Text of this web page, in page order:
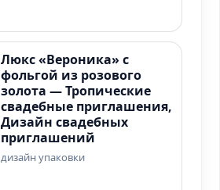
Люкс «Вероника» с
фольгой из розового
золота — Тропические
свадебные приглашения,
Дизайн свадебных
приглашений
дизайн упаковки